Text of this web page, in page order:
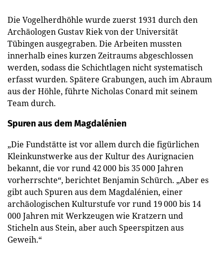
Die Vogelherdhöhle wurde zuerst 1931 durch den
Archäologen Gustav Riek von der Universität
Tübingen ausgegraben. Die Arbeiten mussten
innerhalb eines kurzen Zeitraums abgeschlossen
werden, sodass die Schichtlagen nicht systematisch
erfasst wurden. Spätere Grabungen, auch im Abraum
aus der Höhle, führte Nicholas Conard mit seinem
Team durch.
Spuren aus dem Magdalénien
„Die Fundstätte ist vor allem durch die figürlichen
Kleinkunstwerke aus der Kultur des Aurignacien
bekannt, die vor rund 42 000 bis 35 000 Jahren
vorherrschte“, berichtet Benjamin Schürch. „Aber es
gibt auch Spuren aus dem Magdalénien, einer
archäologischen Kulturstufe vor rund 19 000 bis 14
000 Jahren mit Werkzeugen wie Kratzern und
Sticheln aus Stein, aber auch Speerspitzen aus
Geweih.“